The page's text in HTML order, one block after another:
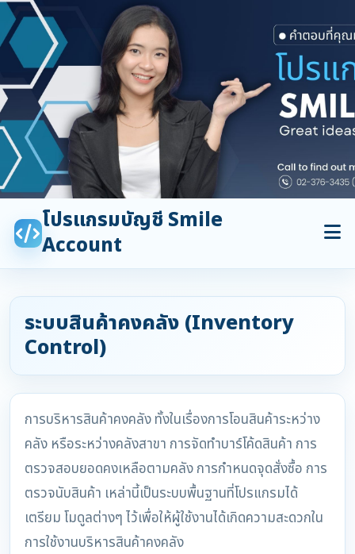
โปรแกรมบัญชี Smile
Account
ระบบสินค้าคงคลัง (Inventory
Control)
การบริหารสินค้าคงคลัง ทั้งในเรื่องการโอนสินค้าระหว่าง
คลัง หรือระหว่างคลังสาขา การจัดทำบาร์โค้ดสินค้า การ
ตรวจสอบยอดคงเหลือตามคลัง การกำหนดจุดสั่งซื้อ การ
ตรวจนับสินค้า เหล่านี้เป็นระบบพื้นฐานที่โปรแกรมได้
เตรียม โมดูลต่างๆ ไว้เพื่อให้ผู้ใช้งานได้เกิดความสะดวกใน
การใช้งานบริหารสินค้าคงคลัง